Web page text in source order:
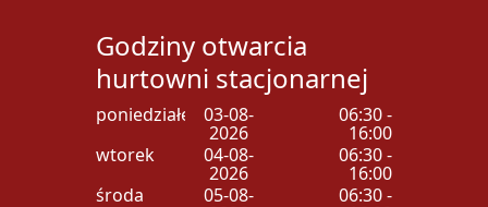
Godziny otwarcia
hurtowni stacjonarnej
poniedziałek 03-08-
2026
06:30 -
16:00
wtorek
04-08-
2026
06:30 -
16:00
środa
05-08- 06:30 -